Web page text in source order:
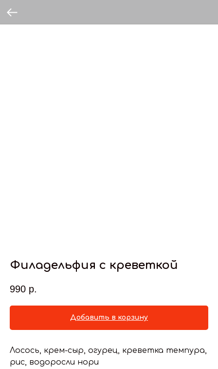
Филадельфия с креветкой
990 р.
Добавить в корзину
Лосось, крем-сыр, огурец, креветка темпура,
рис, водоросли нори